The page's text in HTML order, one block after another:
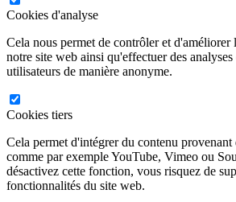
Cookies d'analyse
Cela nous permet de contrôler et d'améliorer
notre site web ainsi qu'effectuer des
utilisateurs de manière anonyme.
Cookies tiers
Cela permet d'intégrer du contenu provenant
comme par exemple YouTube, Vimeo ou
désactivez cette fonction, vous risquez de
fonctionnalités du site web.